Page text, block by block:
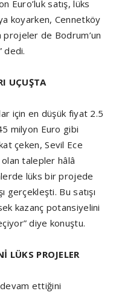
Euro’luk satış, lüks
koyarken, Cennetköy
projeler de Bodrum’un
dedi.
UÇUŞTA
için en düşük fiyat 2.5
milyon Euro gibi
çeken, Sevil Ece
olan talepler hâlâ
lüks bir projede
gerçekleşti. Bu satışı
kazanç potansiyelini
diye konuştu.
LÜKS PROJELER
ettiğini